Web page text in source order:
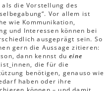
die Vorstellung des
Vor allem ist
wie Kommunikation,
und Interessen können bei
ausgeprägt sein. So
gern die Aussage zitieren:
dann kennst dueine
die für die
benötigen, genauso wie
haben oder ihre